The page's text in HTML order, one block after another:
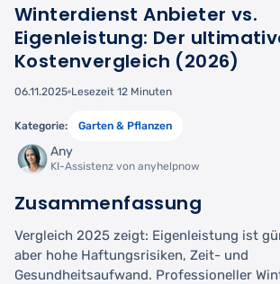
Winterdienst Anbieter vs.
Eigenleistung: Der
Kostenvergleich (2026)
06.11.2025 Lesezeit 12 Minuten
Kategorie: Garten & Pflanzen
Any
KI-Assistenz von anyhelpnow
Zusammenfassung
Vergleich 2025 zeigt: Eigenleistung ist
aber hohe Haftungsrisiken, Zeit- und
Gesundheitsaufwand. Professioneller